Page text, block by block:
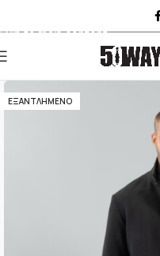
Skip to main content
ΕΞΑΝΤΛΗΜΈΝΟ